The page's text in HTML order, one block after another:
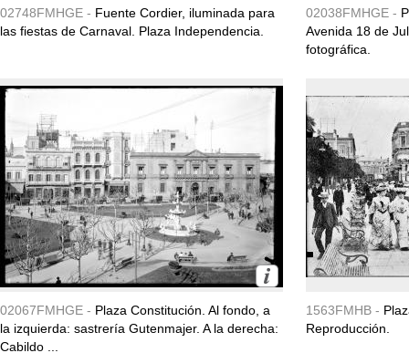
02748FMHGE - Fuente Cordier, iluminada para
las fiestas de Carnaval. Plaza Independencia.
02038FMHGE -
Avenida 18 de
fotográfica.
02067FMHGE - Plaza Constitución. Al fondo, a
la izquierda: sastrería Gutenmajer. A la derecha:
Cabildo ...
1563FMHB -
Reproducción.